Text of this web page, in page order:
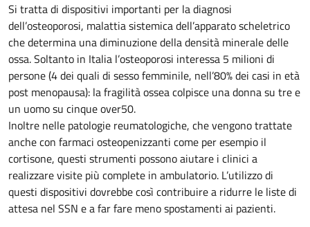
Si tratta di dispositivi importanti per la diagnosi
dell’osteoporosi, malattia sistemica dell’apparato scheletrico
che determina una diminuzione della densità minerale delle
ossa. Soltanto in Italia l’osteoporosi interessa 5 milioni di
persone (4 dei quali di sesso femminile, nell’80% dei casi in età
post menopausa): la fragilità ossea colpisce una donna su tre e
un uomo su cinque over50.
Inoltre nelle patologie reumatologiche, che vengono trattate
anche con farmaci osteopenizzanti come per esempio il
cortisone, questi strumenti possono aiutare i clinici a
realizzare visite più complete in ambulatorio. L’utilizzo di
questi dispositivi dovrebbe così contribuire a ridurre le liste di
attesa nel SSN e a far fare meno spostamenti ai pazienti.